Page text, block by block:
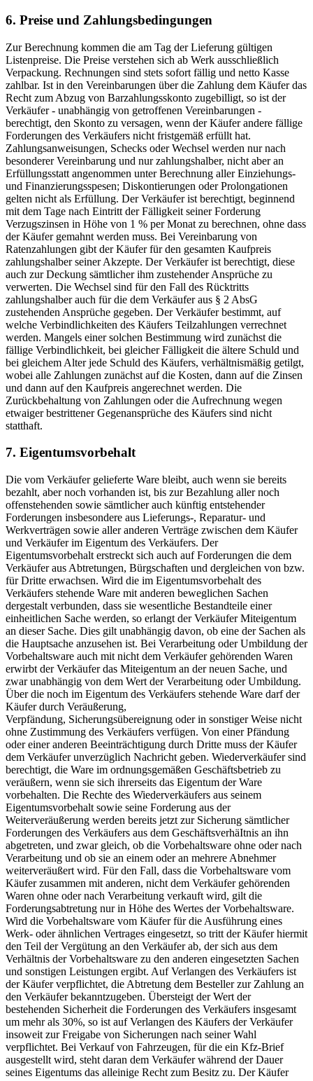
6. Preise und Zahlungsbedingungen
Zur Berechnung kommen die am Tag der Lieferung gültigen
Listenpreise. Die Preise verstehen sich ab Werk ausschließlich
Verpackung. Rechnungen sind stets sofort fällig und netto Kasse
zahlbar. Ist in den Vereinbarungen über die Zahlung dem Käufer das
Recht zum Abzug von Barzahlungsskonto zugebilligt, so ist der
Verkäufer - unabhängig von getroffenen Vereinbarungen -
berechtigt, den Skonto zu versagen, wenn der Käufer andere fällige
Forderungen des Verkäufers nicht fristgemäß erfüllt hat.
Zahlungsanweisungen, Schecks oder Wechsel werden nur nach
besonderer Vereinbarung und nur zahlungshalber, nicht aber an
Erfüllungsstatt angenommen unter Berechnung aller Einziehungs-
und Finanzierungsspesen; Diskontierungen oder Prolongationen
gelten nicht als Erfüllung. Der Verkäufer ist berechtigt, beginnend
mit dem Tage nach Eintritt der Fälligkeit seiner Forderung
Verzugszinsen in Höhe von 1 % per Monat zu berechnen, ohne dass
der Käufer gemahnt werden muss. Bei Vereinbarung von
Ratenzahlungen gibt der Käufer für den gesamten Kaufpreis
zahlungshalber seiner Akzepte. Der Verkäufer ist berechtigt, diese
auch zur Deckung sämtlicher ihm zustehender Ansprüche zu
verwerten. Die Wechsel sind für den Fall des Rücktritts
zahlungshalber auch für die dem Verkäufer aus § 2 AbsG
zustehenden Ansprüche gegeben. Der Verkäufer bestimmt, auf
welche Verbindlichkeiten des Käufers Teilzahlungen verrechnet
werden. Mangels einer solchen Bestimmung wird zunächst die
fällige Verbindlichkeit, bei gleicher Fälligkeit die ältere Schuld und
bei gleichem Alter jede Schuld des Käufers, verhältnismäßig getilgt,
wobei alle Zahlungen zunächst auf die Kosten, dann auf die Zinsen
und dann auf den Kaufpreis angerechnet werden. Die
Zurückbehaltung von Zahlungen oder die Aufrechnung wegen
etwaiger bestrittener Gegenansprüche des Käufers sind nicht
statthaft.
7. Eigentumsvorbehalt
Die vom Verkäufer gelieferte Ware bleibt, auch wenn sie bereits
bezahlt, aber noch vorhanden ist, bis zur Bezahlung aller noch
offenstehenden sowie sämtlicher auch künftig entstehender
Forderungen insbesondere aus Lieferungs-, Reparatur- und
Werkverträgen sowie aller anderen Verträge zwischen dem Käufer
und Verkäufer im Eigentum des Verkäufers. Der
Eigentumsvorbehalt erstreckt sich auch auf Forderungen die dem
Verkäufer aus Abtretungen, Bürgschaften und dergleichen von bzw.
für Dritte erwachsen. Wird die im Eigentumsvorbehalt des
Verkäufers stehende Ware mit anderen beweglichen Sachen
dergestalt verbunden, dass sie wesentliche Bestandteile einer
einheitlichen Sache werden, so erlangt der Verkäufer Miteigentum
an dieser Sache. Dies gilt unabhängig davon, ob eine der Sachen als
die Hauptsache anzusehen ist. Bei Verarbeitung oder Umbildung der
Vorbehaltsware auch mit nicht dem Verkäufer gehörenden Waren
erwirbt der Verkäufer das Miteigentum an der neuen Sache, und
zwar unabhängig von dem Wert der Verarbeitung oder Umbildung.
Über die noch im Eigentum des Verkäufers stehende Ware darf der
Käufer durch Veräußerung,
Verpfändung, Sicherungsübereignung oder in sonstiger Weise nicht
ohne Zustimmung des Verkäufers verfügen. Von einer Pfändung
oder einer anderen Beeinträchtigung durch Dritte muss der Käufer
dem Verkäufer unverzüglich Nachricht geben. Wiederverkäufer sind
berechtigt, die Ware im ordnungsgemäßen Geschäftsbetrieb zu
veräußern, wenn sie sich ihrerseits das Eigentum der Ware
vorbehalten. Die Rechte des Wiederverkäufers aus seinem
Eigentumsvorbehalt sowie seine Forderung aus der
Weiterveräußerung werden bereits jetzt zur Sicherung sämtlicher
Forderungen des Verkäufers aus dem GeschäftsverhäItnis an ihn
abgetreten, und zwar gleich, ob die Vorbehaltsware ohne oder nach
Verarbeitung und ob sie an einem oder an mehrere Abnehmer
weiterveräußert wird. Für den Fall, dass die Vorbehaltsware vom
Käufer zusammen mit anderen, nicht dem Verkäufer gehörenden
Waren ohne oder nach Verarbeitung verkauft wird, gilt die
Forderungsabtretung nur in Höhe des Wertes der Vorbehaltsware.
Wird die Vorbehaltsware vom Käufer für die Ausführung eines
Werk- oder ähnlichen Vertrages eingesetzt, so tritt der Käufer hiermit
den Teil der Vergütung an den Verkäufer ab, der sich aus dem
Verhältnis der Vorbehaltsware zu den anderen eingesetzten Sachen
und sonstigen Leistungen ergibt. Auf Verlangen des Verkäufers ist
der Käufer verpflichtet, die Abtretung dem Besteller zur Zahlung an
den Verkäufer bekanntzugeben. Übersteigt der Wert der
bestehenden Sicherheit die Forderungen des Verkäufers insgesamt
um mehr als 30%, so ist auf Verlangen des Käufers der Verkäufer
insoweit zur Freigabe von Sicherungen nach seiner Wahl
verpflichtet. Bei Verkauf von Fahrzeugen, für die ein Kfz-Brief
ausgestellt wird, steht daran dem Verkäufer während der Dauer
seines Eigentums das alleinige Recht zum Besitz zu. Der Käufer